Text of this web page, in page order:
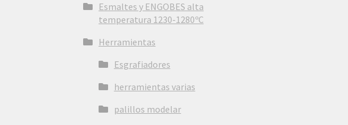
Esmaltes y ENGOBES alta
temperatura 1230-1280ºC
Herramientas
Esgrafiadores
herramientas varias
palillos modelar